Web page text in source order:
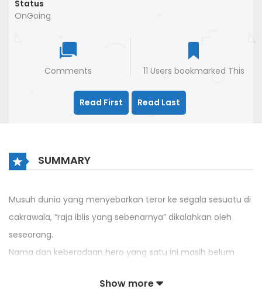
Status
OnGoing
Comments 11 Users bookmarked This
Read First Read Last
SUMMARY
Musuh dunia yang menyebarkan teror ke segala sesuatu di
cakrawala, “raja iblis yang sebenarnya” dikalahkan oleh
seseorang.
Nama dan keberadaan hero yang satu ini masih belum
Sekarang setelah zaman teror telah berakhir, penting untuk
Show more